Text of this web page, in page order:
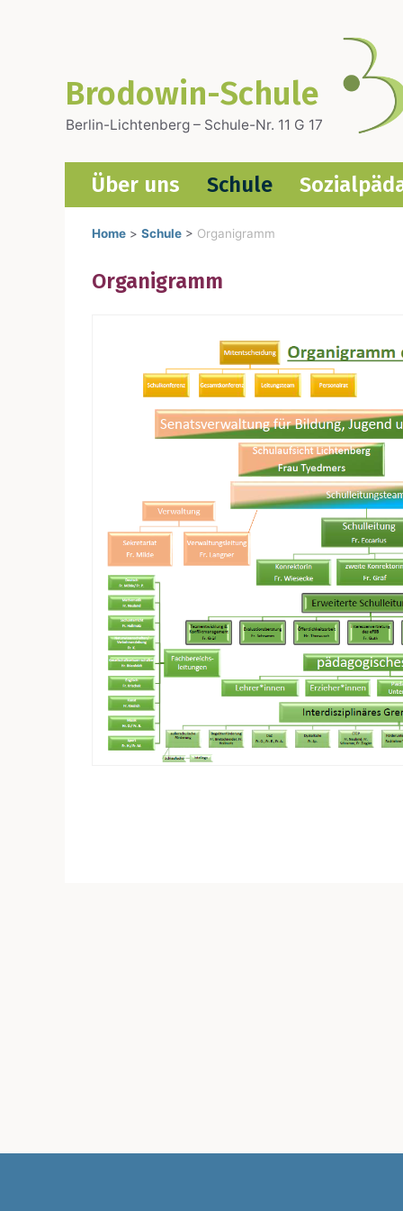
Brodowin-Schule
Berlin-Lichtenberg – Schule-Nr. 11 G 17
Über uns Schu­le
Home > Schule > Organigramm
Orga­ni­gramm